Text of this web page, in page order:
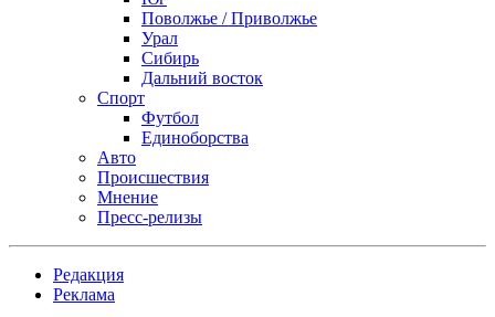
Поволжье / Приволжье
Урал
Сибирь
Дальний восток
Спорт
Футбол
Единоборства
Авто
Происшествия
Мнение
Пресс-релизы
Редакция
Реклама